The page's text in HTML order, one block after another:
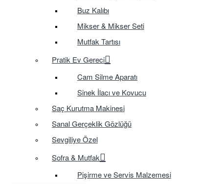
Buz Kalıbı
Mikser & Mikser Seti
Mutfak Tartısı
Pratik Ev Gereci
Cam Silme Aparatı
Sinek İlacı ve Kovucu
Saç Kurutma Makinesi
Sanal Gerçeklik Gözlüğü
Sevgiliye Özel
Sofra & Mutfak
Pişirme ve Servis Malzemesi